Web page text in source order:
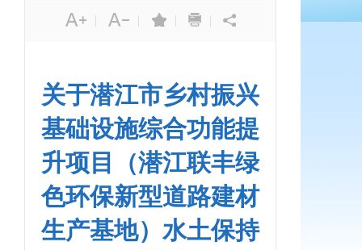
| | | |
关于潜江市乡村振兴
基础设施综合功能提
升项目（潜江联丰绿
色环保新型道路建材
生产基地）水土保持